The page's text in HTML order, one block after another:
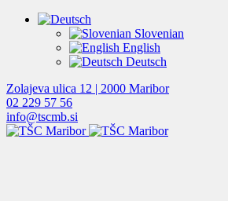
Slovenian
English
Deutsch
Zolajeva ulica 12 | 2000 Maribor
02 229 57 56
info@tscmb.si